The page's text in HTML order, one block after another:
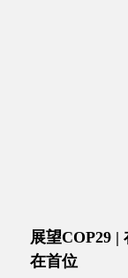
展望COP29 |
在首位